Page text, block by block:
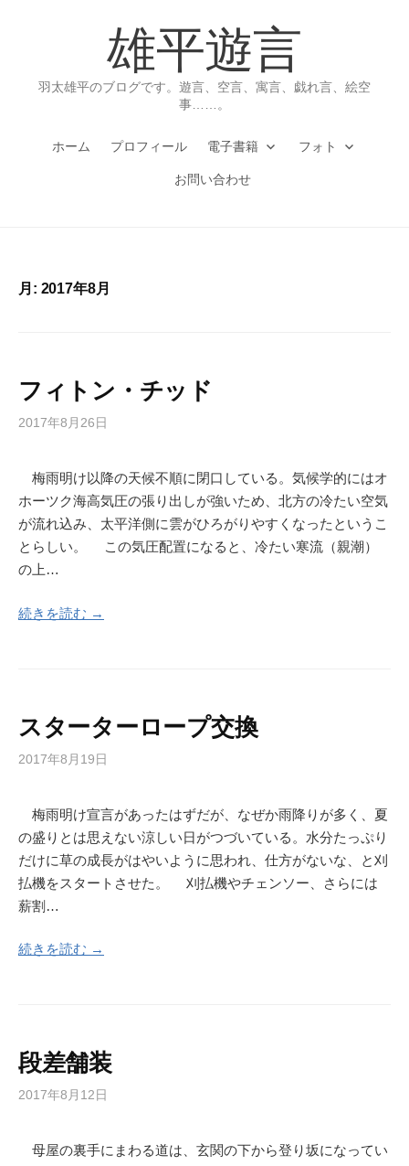
雄平遊言
羽太雄平のブログです。遊言、空言、寓言、戯れ言、絵空
事……。
ホーム プロフィール 電子書籍 フォト
お問い合わせ
月: 2017年8月
フィトン・チッド
2017年8月26日
梅雨明け以降の天候不順に閉口している。気候学的にはオ
ホーツク海高気圧の張り出しが強いため、北方の冷たい空気
が流れ込み、太平洋側に雲がひろがりやすくなったというこ
とらしい。 この気圧配置になると、冷たい寒流（親潮）
の上…
続きを読む →
スターターロープ交換
2017年8月19日
梅雨明け宣言があったはずだが、なぜか雨降りが多く、夏
の盛りとは思えない涼しい日がつづいている。水分たっぷり
だけに草の成長がはやいように思われ、仕方がないな、と刈
払機をスタートさせた。 刈払機やチェンソー、さらには
薪割…
続きを読む →
段差舗装
2017年8月12日
母屋の裏手にまわる道は、玄関の下から登り坂になってい